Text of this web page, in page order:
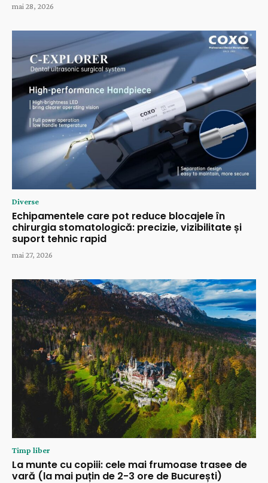
mai 28, 2026
Diverse
Echipamentele care pot reduce blocajele în
chirurgia stomatologică: precizie, vizibilitate și
suport tehnic rapid
mai 27, 2026
Timp liber
La munte cu copiii: cele mai frumoase trasee de
vară (la mai puțin de 2-3 ore de București)